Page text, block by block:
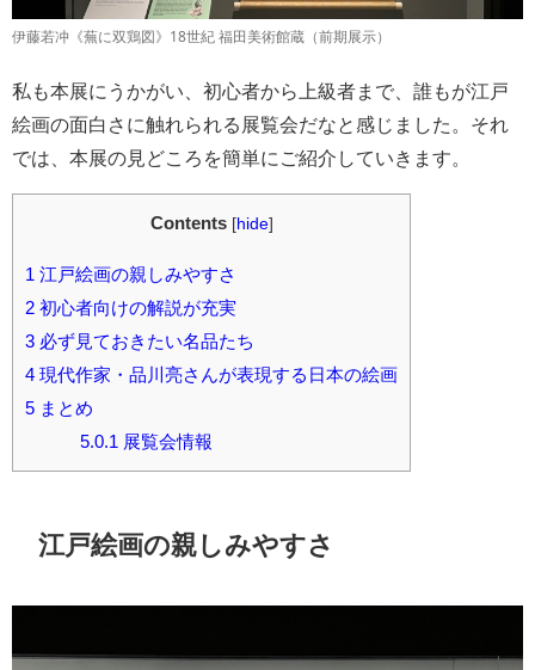
伊藤若冲《蕪に双鶏図》18世紀 福田美術館蔵（前期展示）
私も本展にうかがい、初心者から上級者まで、誰もが江戸
絵画の面白さに触れられる展覧会だなと感じました。それ
では、本展の見どころを簡単にご紹介していきます。
Contents [hide]
1 江戸絵画の親しみやすさ
2 初心者向けの解説が充実
3 必ず見ておきたい名品たち
4 現代作家・品川亮さんが表現する日本の絵画
5 まとめ
5.0.1 展覧会情報
江戸絵画の親しみやすさ